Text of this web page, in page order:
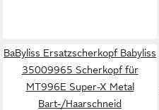
BaByliss Ersatzscherkopf Babyliss
35009965 Scherkopf für
MT996E Super-X Metal
Bart-/Haarschneid